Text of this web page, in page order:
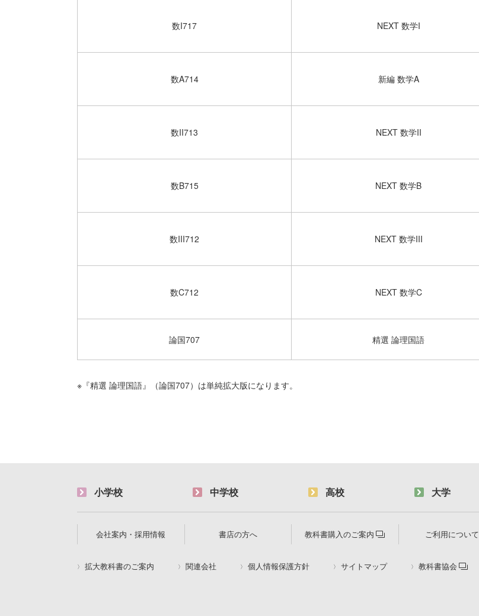
数I717 NEXT 数学I
数A714 新編 数学A
数II713 NEXT 数学II
数B715 NEXT 数学B
数III712 NEXT 数学III
数C712 NEXT 数学C
論国707 精選 論理国語
※『精選 論理国語』（論国707）は単純拡大版になります。
小学校 中学校 高校 大学
会社案内・採用情報 書店の方へ 教科書購入のご案内 ご利用について
拡大教科書のご案内 関連会社 個人情報保護方針 サイトマップ 教科書協会